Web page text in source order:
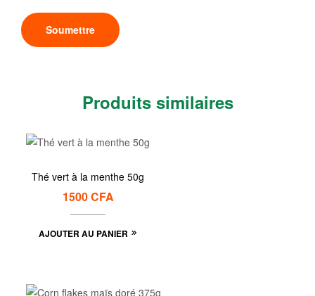
Produits similaires
Thé vert à la menthe 50g
1500CFA
AJOUTER AU PANIER